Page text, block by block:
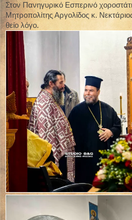
Στον Πανηγυρικό Εσπερινό
Μητροπολίτης Αργολίδος κ.
θείο λόγο.